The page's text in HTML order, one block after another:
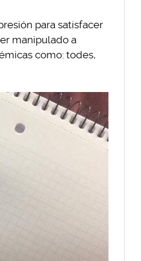
para satisfacer
manipulado a
como: todes,